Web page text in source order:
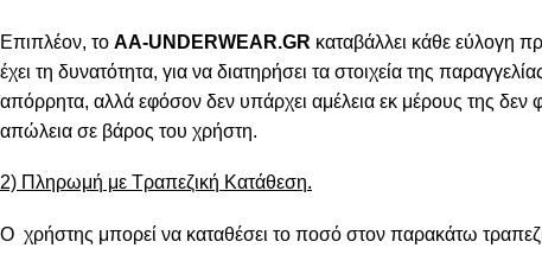
Επιπλέον, το AA-UNDERWEAR.GR καταβάλλει κάθε εύλογη
έχει τη δυνατότητα, για να διατηρήσει τα στοιχεία της
απόρρητα, αλλά εφόσον δεν υπάρχει αμέλεια εκ μέρους της δεν
απώλεια σε βάρος του χρήστη.
2) Πληρωμή με Τραπεζική Κατάθεση.
Ο χρήστης μπορεί να καταθέσει το ποσό στον παρακάτω